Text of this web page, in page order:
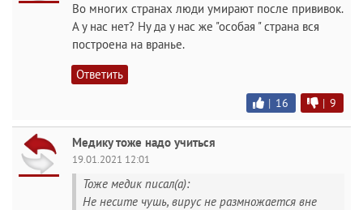
Во многих странах люди умирают после прививок.
А у нас нет? Ну да у нас же "особая " страна вся
построена на вранье.
Ответить
| 16 | 9
Медику тоже надо учиться
19.01.2021 12:01
Тоже медик писал(а):
Не несите чушь, вирус не размножается вне